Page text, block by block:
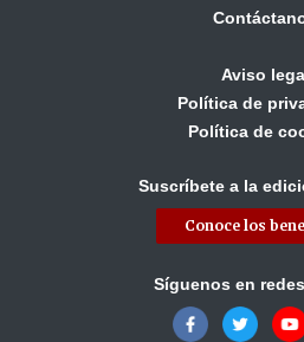
Aviso
Política de
Política de
Suscríbete a la
Conoce los
Síguenos en